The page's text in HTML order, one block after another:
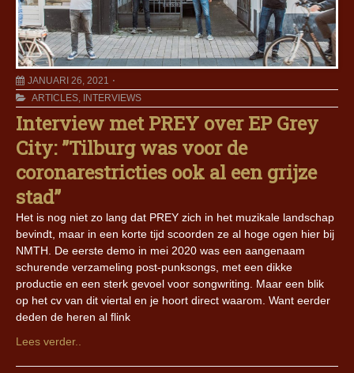
JANUARI 26, 2021
ARTICLES, INTERVIEWS
Interview met PREY over EP Grey
City: ”Tilburg was voor de
coronarestricties ook al een grijze
stad”
Het is nog niet zo lang dat PREY zich in het muzikale landschap
bevindt, maar in een korte tijd scoorden ze al hoge ogen hier bij
NMTH. De eerste demo in mei 2020 was een aangenaam
schurende verzameling post-punksongs, met een dikke
productie en een sterk gevoel voor songwriting. Maar een blik
op het cv van dit viertal en je hoort direct waarom. Want eerder
deden de heren al flink
Lees verder..